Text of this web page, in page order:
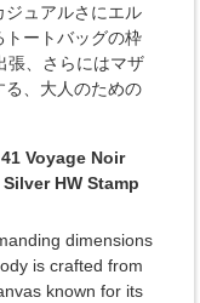
ジュアルさにエル
トートバッグの枠
張、さらにはマザ
る、大人のための
Voyage Noir
HW Stamp
dimensions
is crafted from
known for its